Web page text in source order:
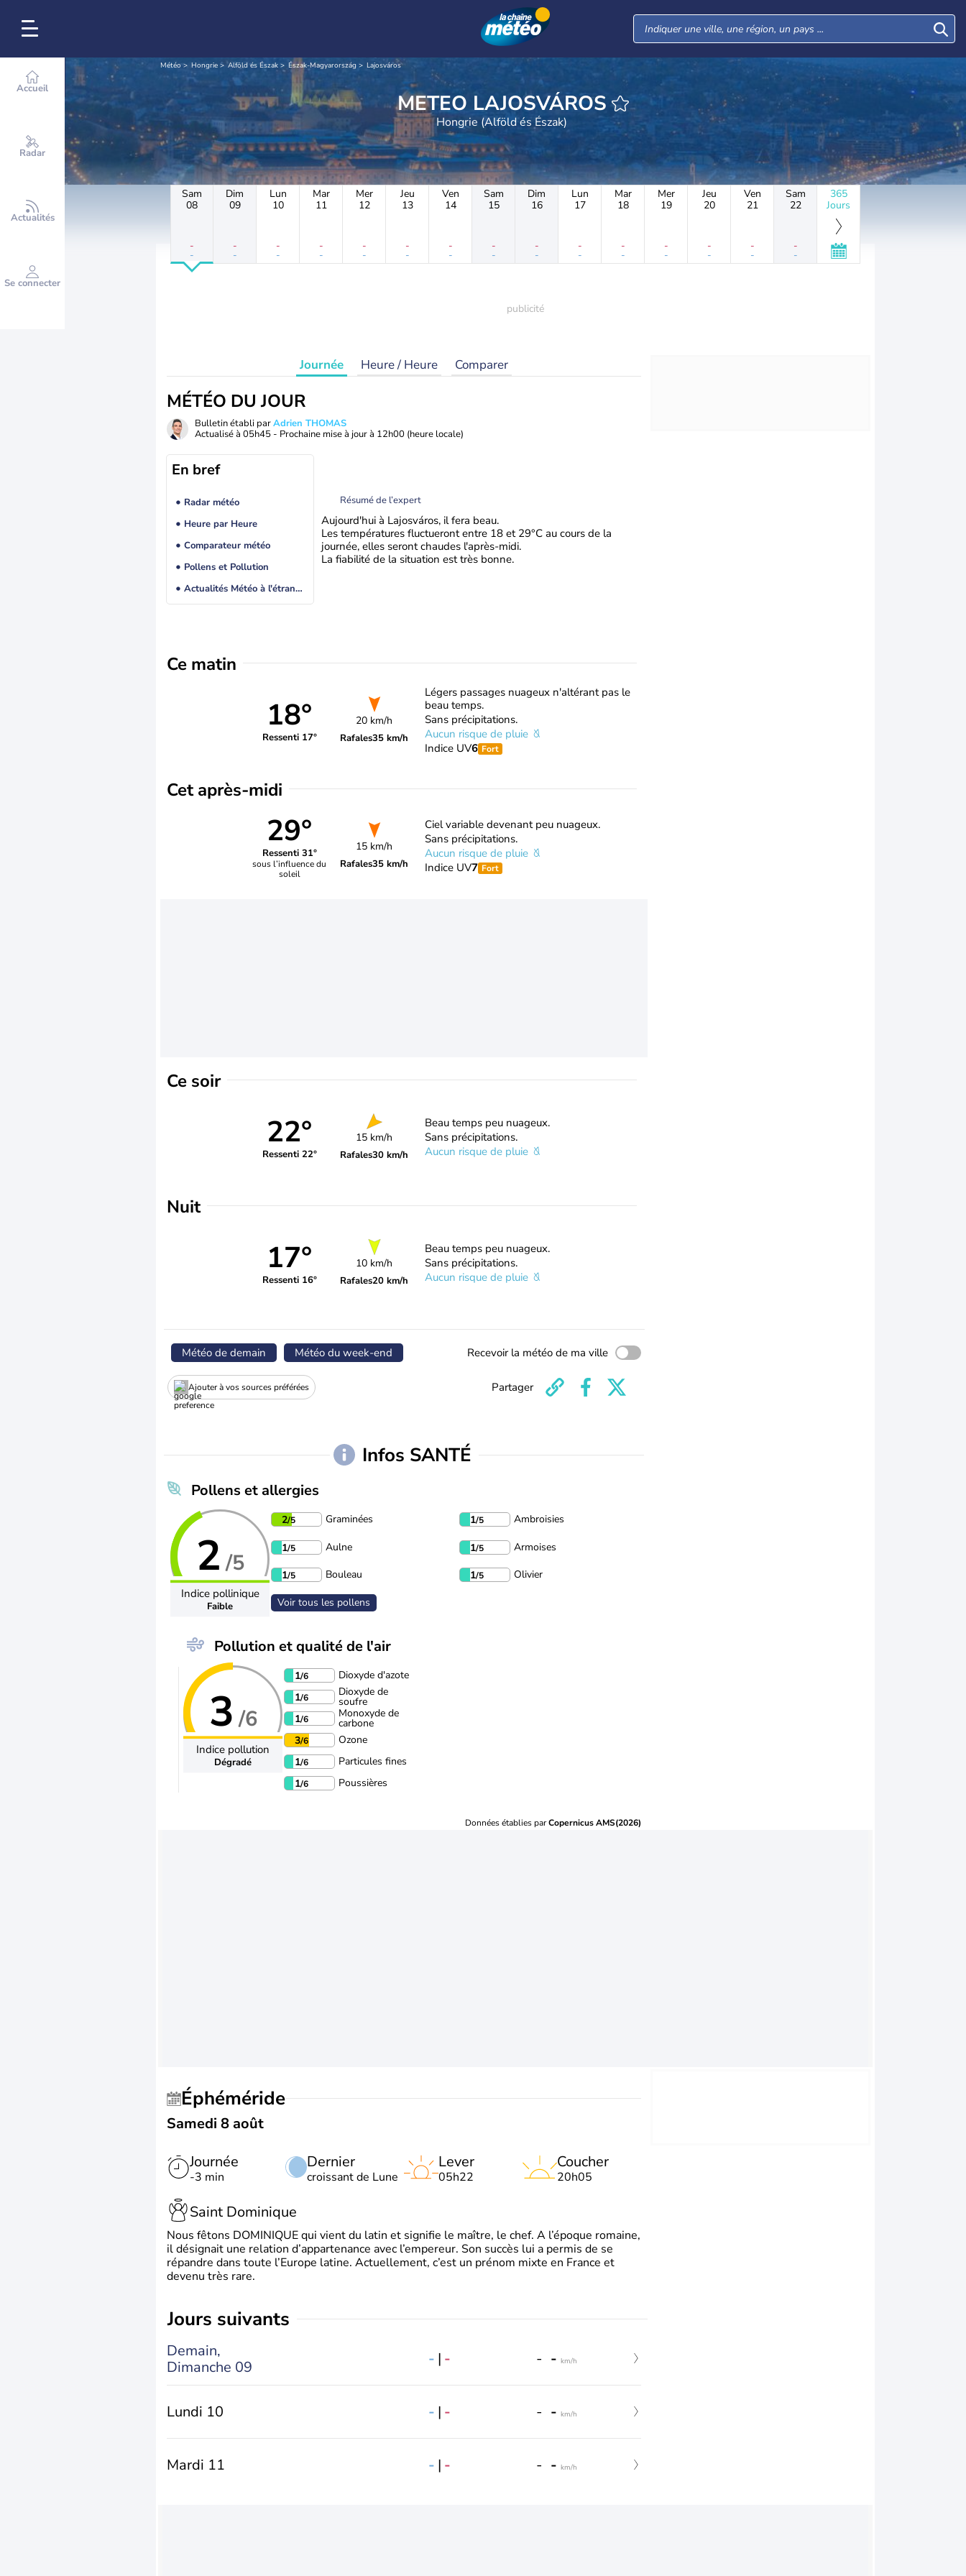
Accueil
Radar
Actualités
Se connecter
Météo Hongrie Alföld és Észak Észak-Magyarország Lajosváros
METEO LAJOSVÁROS
Hongrie (Alföld és Észak)
Sam
08
-
-
Dim
09
-
-
Lun
10
-
-
Mar
11
-
-
Mer
12
-
-
Jeu
13
-
-
Ven
14
-
-
Sam
15
-
-
Dim
16
-
-
Lun
17
-
-
Mar
18
-
-
Mer
19
-
-
Jeu
20
-
-
Ven
21
-
-
Sam
22
-
-
365
Jours
Journée Heure / Heure Comparer
MÉTÉO DU JOUR
Bulletin établi parAdrien THOMAS
Actualisé à 05h45 - Prochaine mise à jour à 12h00 (heure locale)
En bref
Radar météo
Heure par Heure
Comparateur météo
Pollens et Pollution
Actualités Météo à l'étranger
Résumé de l’expert
Aujourd'hui à Lajosváros, il fera beau.
Les températures fluctueront entre 18 et 29°C au cours de la
journée, elles seront chaudes l'après-midi.
La fiabilité de la situation est très bonne.
Ce matin
18°
Ressenti 17°
20 km/h
Rafales35 km/h
Légers passages nuageux n'altérant pas le
beau temps.
Sans précipitations.
Aucun risque de pluie
Indice UV6 Fort
Cet après-midi
29°
Ressenti 31°
sous l’influence du
soleil
15 km/h
Rafales35 km/h
Ciel variable devenant peu nuageux.
Sans précipitations.
Aucun risque de pluie
Indice UV7 Fort
Ce soir
22°
Ressenti 22°
15 km/h
Rafales30 km/h
Beau temps peu nuageux.
Sans précipitations.
Aucun risque de pluie
Nuit
17°
Ressenti 16°
10 km/h
Rafales20 km/h
Beau temps peu nuageux.
Sans précipitations.
Aucun risque de pluie
Météo de demain Météo du week-end Recevoir la météo de ma ville
Ajouter à vos sources préférées Partager
Infos SANTÉ
Pollens et allergies
2 /5
Indice pollinique
Faible
2/5 Graminées 1/5 Ambroisies
1/5 Aulne 1/5 Armoises
1/5 Bouleau 1/5 Olivier
Voir tous les pollens
Pollution et qualité de l'air
3 /6
Indice pollution
Dégradé
1/6
Dioxyde d'azote
1/6 Dioxyde de
soufre
1/6 Monoxyde de
carbone
3/6
Ozone
1/6
Particules fines
1/6 Poussières
Données établies parCopernicus AMS(2026)
Éphéméride
Samedi 8 août
Journée
-3 min
Dernier
croissant de Lune
Lever
05h22
Coucher
20h05
Saint Dominique
Nous fêtons DOMINIQUE qui vient du latin et signifie le maître, le chef. A l’époque romaine,
il désignait une relation d’appartenance avec l’empereur. Son succès lui a permis de se
répandre dans toute l’Europe latine. Actuellement, c’est un prénom mixte en France et
devenu très rare.
jours suivants
Demain,
Dimanche 09
- | - - - km/h
Lundi 10 - | - - - km/h
Mardi 11 - | - - - km/h